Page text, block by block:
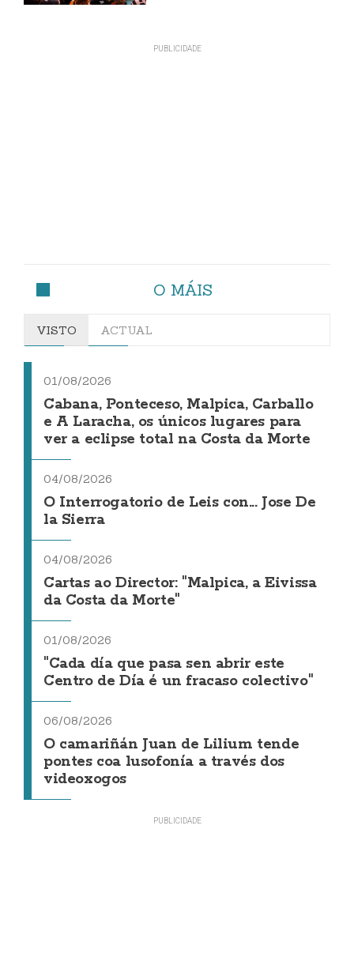
O MÁIS
VISTO ACTUAL
01/08/2026
Cabana, Ponteceso, Malpica, Carballo
e A Laracha, os únicos lugares para
ver a eclipse total na Costa da Morte
04/08/2026
O Interrogatorio de Leis con... Jose De
la Sierra
04/08/2026
Cartas ao Director: "Malpica, a Eivissa
da Costa da Morte"
01/08/2026
"Cada día que pasa sen abrir este
Centro de Día é un fracaso colectivo"
06/08/2026
O camariñán Juan de Lilium tende
pontes coa lusofonía a través dos
videoxogos